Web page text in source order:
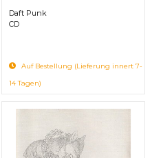
Daft Punk
CD
Auf Bestellung (Lieferung innert 7-
14 Tagen)